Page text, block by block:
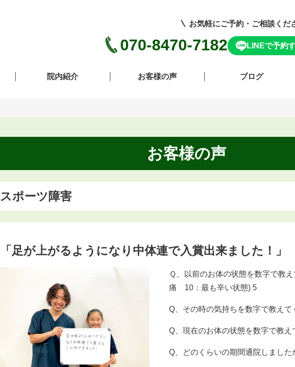
お気軽にご予約・ご相談くだ
070-8470-7182 LINEで予約
院内紹介 お客様の声 ブログ
お客様の声
スポーツ障害
「足が上がるようになり中体連で入賞出来ました！」
Ｑ、以前のお体の状態を数字で教
痛 10：最も辛い状態) 5
Q、その時の気持ちを数字で教えて
Q、現在のお体の状態を数字で教え
Q、どのくらいの期間通院しました